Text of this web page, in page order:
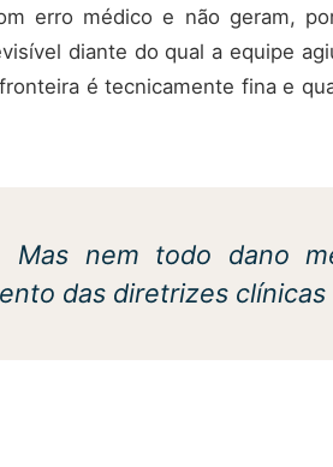
erro médico e não geram,
diante do qual a equipe
é tecnicamente fina e
Mas nem todo dano
das diretrizes